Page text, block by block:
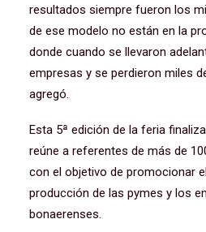
resultados siempre fueron los
de ese modelo no están en la
donde cuando se llevaron
empresas y se perdieron miles
agregó.
Esta 5ª edición de la feria
reúne a referentes de más de
con el objetivo de promocionar
producción de las pymes y los
bonaerenses.